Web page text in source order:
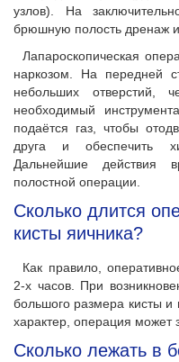
узлов). На
брюшную полость дренаж
Лапароскопическая
наркозом. На передней
небольших отверстий,
необходимый
подаётся газ, чтобы
друга и обеспечить
Дальнейшие действия
полостной операции.
Сколько длится
кисты яичника?
Как правило,
2-х часов. При
большого размера кисты и
характер, операция может
Сколько лежать в